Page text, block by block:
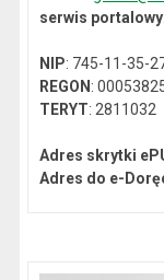
serwis portalowy
NIP: 745-11-35-
REGON:
TERYT: 2811032
Adres skrytki
Adres do e-